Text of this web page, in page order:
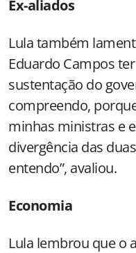
Ex-aliados
Lula também
Eduardo Campos
sustentação do
compreendo,
minhas ministras e
divergência das
entendo”, avaliou.
Economia
Lula lembrou que o